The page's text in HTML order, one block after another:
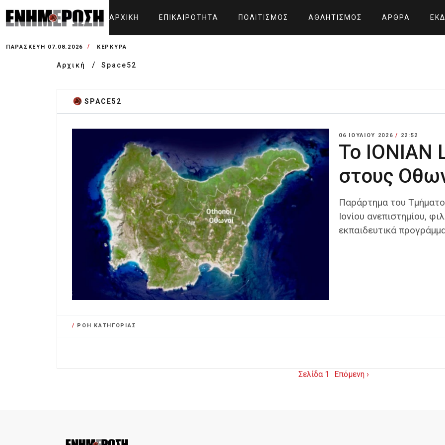
ΑΡΧΙΚΉ ΕΠΙΚΑΙΡΌΤΗΤΑ ΠΟΛΙΤΙΣΜΌΣ ΑΘΛΗΤΙΣΜΌΣ ΆΡΘΡΑ
ΠΑΡΑΣΚΕΥΉ 07.08.2026 ΚΕΡΚΥΡΑ
Αρχική Space52
SPACE52
06 ΙΟΥΛΊΟΥ 2026/ 22:52
Το IONIAN
στους
Παράρτημα του
Ιονίου ανεπιστημίου,
εκπαιδευτικά
/ ΡΟΗ ΚΑΤΗΓΟΡΙΑΣ
Σελίδα 1 Επόμενη ›